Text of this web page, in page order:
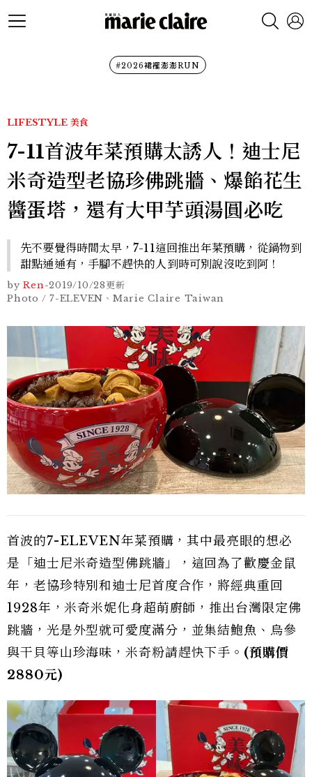
#2026裙襬澎澎RUN
LIFESTYLE 美食
7-11首波年菜預購太誘人！迪士尼
米奇造型老協珍佛跳牆、爆餡花生
醬蛋塔，還有大甲芋頭湯圓必吃
先不要覺得時間太早，7-11這回推出年菜預購，從鍋物到
甜點通通有，手腳不趕快的人到時可別說沒吃到阿！
by Ren-2019/10/28更新
Photo / 7-ELEVEN、Marie Claire Taiwan
首波的7-ELEVEN年菜預購，其中最亮眼的想必
是「迪士尼米奇造型佛跳牆」，這回為了歡慶金鼠
年，老協珍特別和迪士尼首度合作，將經典重回
1928年，米奇米妮化身超萌廚師，推出台灣限定佛
跳牆，光是外型就可愛度滿分，並集結鮑魚、烏參
與干貝等山珍海味，米奇粉請趕快下手。 (預購價
2880元)